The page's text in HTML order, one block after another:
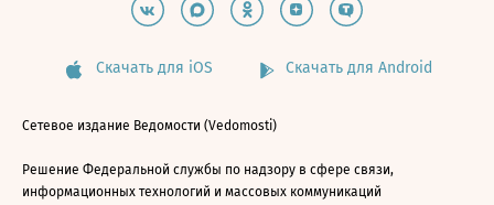
Скачать для iOS Скачать для Android
Сетевое издание Ведомости (Vedomosti)
Решение Федеральной службы по надзору в сфере связи,
информационных технологий и массовых коммуникаций